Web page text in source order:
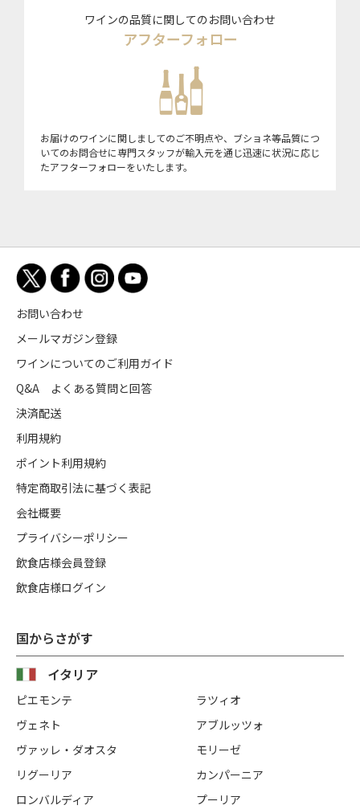
ワインの品質に関してのお問い合わせ
アフターフォロー
お届けのワインに関しましてのご不明点や、ブショネ等品質につ
いてのお問合せに専門スタッフが輸入元を通じ迅速に状況に応じ
たアフターフォローをいたします。
国からさがす
イタリア
ピエモンテ
ヴェネト
ヴァッレ・ダオスタ
リグーリア
ロンバルディア
ラツィオ
アブルッツォ
モリーゼ
カンパーニア
プーリア
お問い合わせ
メールマガジン登録
ワインについてのご利用ガイド
Q&A よくある質問と回答
決済配送
利用規約
ポイント利用規約
特定商取引法に基づく表記
会社概要
プライバシーポリシー
飲食店様会員登録
飲食店様ログイン